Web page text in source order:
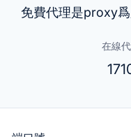
免費代理是proxy
在線